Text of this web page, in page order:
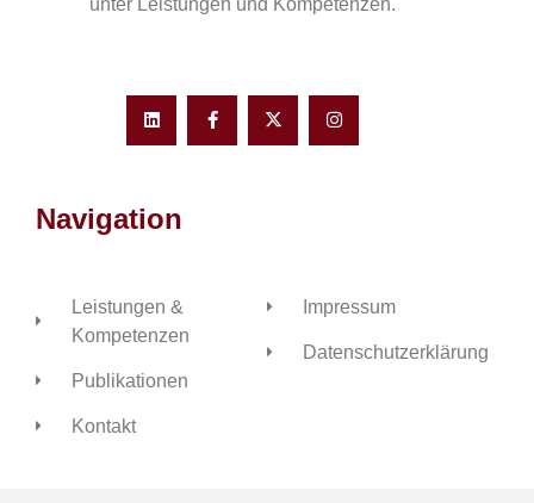
Navigation
Leistungen &
Kompetenzen
Publikationen
Kontakt
Impressum
Datenschutzerklärung